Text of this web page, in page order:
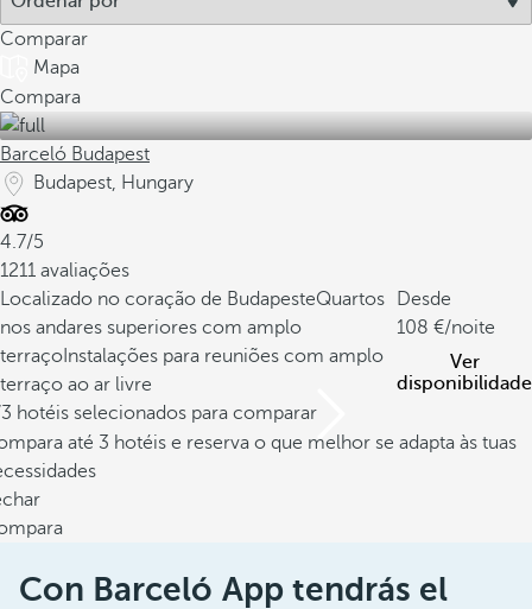
Comparar
Mapa
Compara
Barceló Budapest
Budapest, Hungary
4.7/5
1211 avaliações
Localizado no coração de BudapesteQuartos
nos andares superiores com amplo
terraço Instalações para reuniões com amplo
terraço ao ar livre
Desde
108
/noite
Ver
disponibilidade
hotéis selecionados para comparar
até 3 hotéis e reserva o que melhor se adapta às tuas
Con Barceló App tendrás el